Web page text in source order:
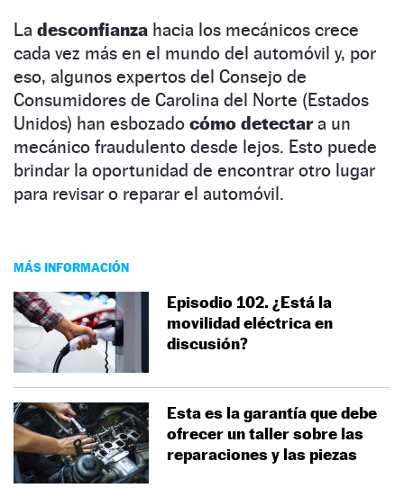
La desconfianza hacia los mecánicos crece
cada vez más en el mundo del automóvil y, por
eso, algunos expertos del Consejo de
Consumidores de Carolina del Norte (Estados
Unidos) han esbozado cómo detectara un
mecánico fraudulento desde lejos. Esto puede
brindar la oportunidad de encontrar otro lugar
para revisar o reparar el automóvil.
MÁS INFORMACIÓN
Episodio 102. ¿Está la
movilidad eléctrica en
discusión?
Esta es la garantía que debe
ofrecer un taller sobre las
reparaciones y las piezas